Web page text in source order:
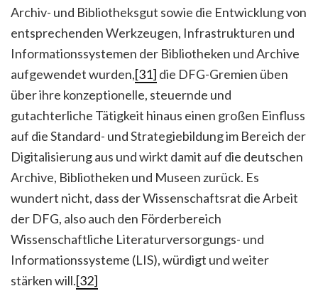
Archiv- und Bibliotheksgut sowie die Entwicklung von
entsprechenden Werkzeugen, Infrastrukturen und
Informationssystemen der Bibliotheken und Archive
aufgewendet wurden,[31] die DFG-Gremien üben
über ihre konzeptionelle, steuernde und
gutachterliche Tätigkeit hinaus einen großen Einfluss
auf die Standard- und Strategiebildung im Bereich der
Digitalisierung aus und wirkt damit auf die deutschen
Archive, Bibliotheken und Museen zurück. Es
wundert nicht, dass der Wissenschaftsrat die Arbeit
der DFG, also auch den Förderbereich
Wissenschaftliche Literaturversorgungs- und
Informationssysteme (LIS), würdigt und weiter
stärken will.[32]